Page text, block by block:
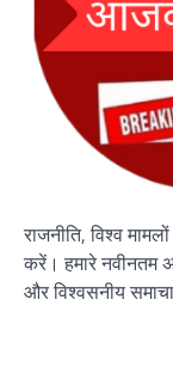
राजनीति, विश्व
करें। हमारे नवीनतम
और विश्वसनीय